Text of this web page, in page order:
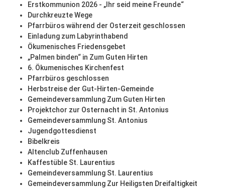
Erstkommunion 2026 - „Ihr seid meine Freunde“
Durchkreuzte Wege
Pfarrbüros während der Osterzeit geschlossen
Einladung zum Labyrinthabend
Ökumenisches Friedensgebet
„Palmen binden“ in Zum Guten Hirten
6. Ökumenisches Kirchenfest
Pfarrbüros geschlossen
Herbstreise der Gut-Hirten-Gemeinde
Gemeindeversammlung Zum Guten Hirten
Projektchor zur Osternacht in St. Antonius
Gemeindeversammlung St. Antonius
Jugendgottesdienst
Bibelkreis
Altenclub Zuffenhausen
Kaffestüble St. Laurentius
Gemeindeversammlung St. Laurentius
Gemeindeversammlung Zur Heiligsten Dreifaltigkeit